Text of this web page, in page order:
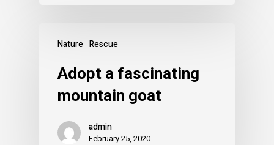
Nature Rescue
Adopt a fascinating
mountain goat
admin
February 25, 2020